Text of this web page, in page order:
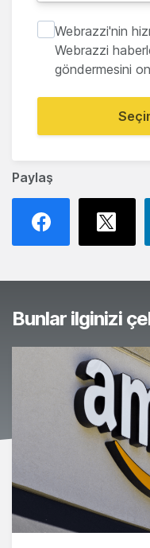
Paylaş
Webrazzi'nin
Webrazzi
göndermesini
Bunlar ilginizi